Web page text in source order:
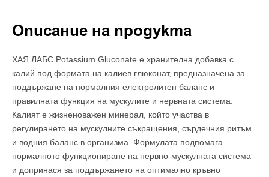
Описание на продукта
ХАЯ ЛАБС Potassium Gluconate е хранителна добавка с
калий под формата на калиев глюконат, предназначена за
поддържане на нормалния електролитен баланс и
правилната функция на мускулите и нервната система.
Калият е жизненоважен минерал, който участва в
регулирането на мускулните съкращения, сърдечния ритъм
и водния баланс в организма. Формулата подпомага
нормалното функциониране на нервно-мускулната система
и допринася за поддържането на оптимално кръвно